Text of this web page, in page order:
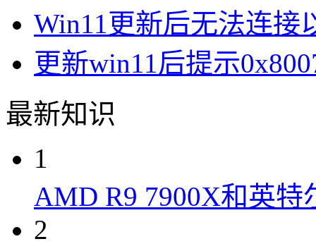
Win11更新后无法连接
更新win11后提示
最新知识
1
AMD R9 7900X和英特
2